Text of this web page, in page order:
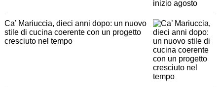
Ca’ Mariuccia, dieci anni dopo: un nuovo
stile di cucina coerente con un progetto
cresciuto nel tempo